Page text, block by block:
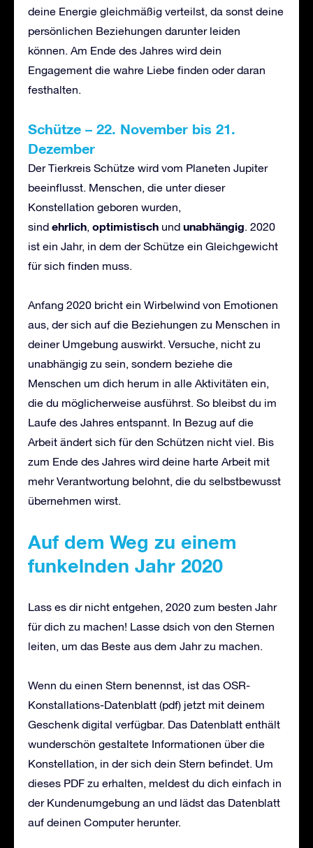
deine Energie gleichmäßig verteilst, da sonst deine
persönlichen Beziehungen darunter leiden
können. Am Ende des Jahres wird dein
Engagement die wahre Liebe finden oder daran
festhalten.
Schütze – 22. November bis 21.
Dezember
Der Tierkreis Schütze wird vom Planeten Jupiter
beeinflusst. Menschen, die unter dieser
Konstellation geboren wurden,
sind ehrlich, optimistisch und unabhängig. 2020
ist ein Jahr, in dem der Schütze ein Gleichgewicht
für sich finden muss.
Anfang 2020 bricht ein Wirbelwind von Emotionen
aus, der sich auf die Beziehungen zu Menschen in
deiner Umgebung auswirkt. Versuche, nicht zu
unabhängig zu sein, sondern beziehe die
Menschen um dich herum in alle Aktivitäten ein,
die du möglicherweise ausführst. So bleibst du im
Laufe des Jahres entspannt. In Bezug auf die
Arbeit ändert sich für den Schützen nicht viel. Bis
zum Ende des Jahres wird deine harte Arbeit mit
mehr Verantwortung belohnt, die du selbstbewusst
übernehmen wirst.
Auf dem Weg zu einem
funkelnden Jahr 2020
Lass es dir nicht entgehen, 2020 zum besten Jahr
für dich zu machen! Lasse dsich von den Sternen
leiten, um das Beste aus dem Jahr zu machen.
Wenn du einen Stern benennst, ist das OSR-
Konstallations-Datenblatt (pdf) jetzt mit deinem
Geschenk digital verfügbar. Das Datenblatt enthält
wunderschön gestaltete Informationen über die
Konstellation, in der sich dein Stern befindet. Um
dieses PDF zu erhalten, meldest du dich einfach in
der Kundenumgebung an und lädst das Datenblatt
auf deinen Computer herunter.